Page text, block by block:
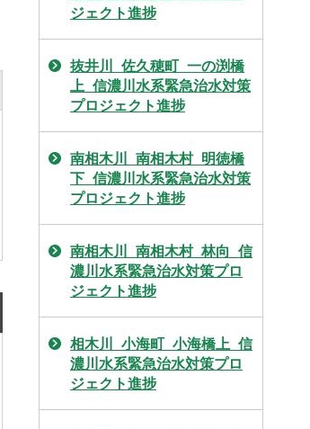
ジェクト進捗
抜井川_佐久穂町_一の渕橋
上_信濃川水系緊急治水対策
プロジェクト進捗
南相木川_南相木村_明徳橋
下_信濃川水系緊急治水対策
プロジェクト進捗
南相木川_南相木村_林向_信
濃川水系緊急治水対策プロ
ジェクト進捗
相木川_小海町_小海橋上_信
濃川水系緊急治水対策プロ
ジェクト進捗